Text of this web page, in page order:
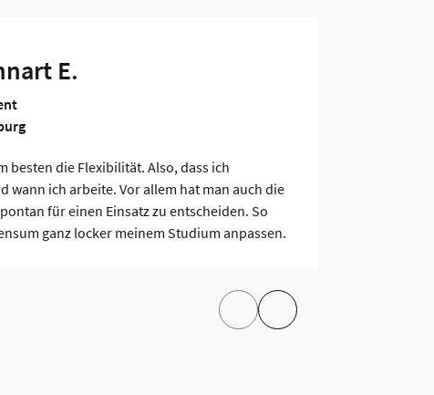
E.
besten die Flexibilität. Also, dass ich
wann ich arbeite. Vor allem hat man auch die
für einen Einsatz zu entscheiden. So
ganz locker meinem Studium anpassen.